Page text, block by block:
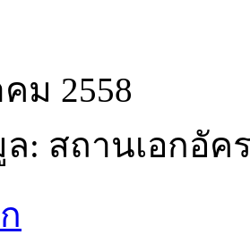
ม 2558
: สถานเอกอั